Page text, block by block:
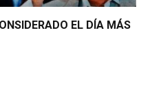
EL DÍA MÁS